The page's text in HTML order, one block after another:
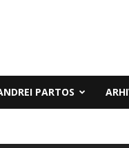
PARTOS